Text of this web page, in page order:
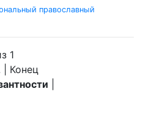
православный
1
| Конец